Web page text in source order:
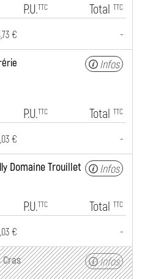
P.U.TTC Total TTC
€ -
Infos
P.U.TTC Total TTC
€ -
Domaine Trouillet Infos
P.U.TTC Total TTC
€ -
Cras Infos